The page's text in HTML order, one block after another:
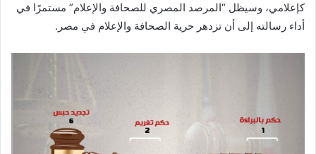
كإعلامي، وسيظل “المرصد المصري للصحافة والإعلام” مستمرًا في
أداء رسالته إلى أن تزدهر حرية الصحافة والإعلام في مصر.